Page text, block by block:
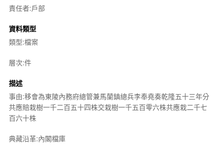
責任者:戶部
資料類型
類型:檔案
層次:件
描述
事由:移會為東陵內務府總管兼馬蘭鎮總兵李奉堯奏乾隆五十三年分
共應賠栽樹一千二百五十四株交栽樹一千五百零六株共應栽二千七
百六十株
典藏沿革:內閣檔庫